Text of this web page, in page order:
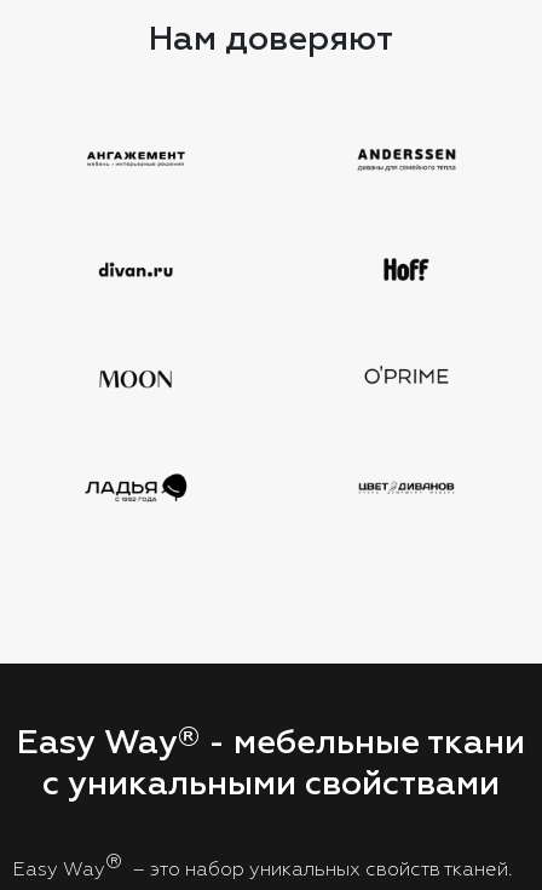
Нам доверяют
Easy Way® - мебельные ткани
с уникальными свойствами
Easy Way®
– это набор уникальных свойств тканей.